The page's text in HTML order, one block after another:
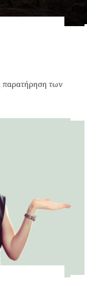
παρατήρηση των